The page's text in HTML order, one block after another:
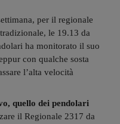
per il regionale
le 19.13 da
ha monitorato il suo
con qualche sosta
l’alta velocità
quello dei pendolari
il Regionale 2317 da